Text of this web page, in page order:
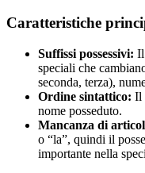
Caratteristiche
Suffissi possessivi: Il
speciali che
seconda, terza),
Ordine sintattico: Il
nome posseduto.
Mancanza di
o “la”, quindi il
importante nella